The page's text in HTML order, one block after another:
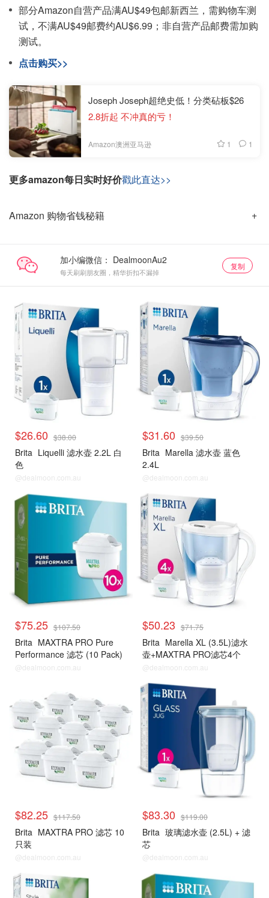
部分Amazon自营产品满AU$49包邮新西兰，需购物车测
试，不满AU$49邮费约AU$6.99；非自营产品邮费需加购
测试。
点击购买>>
Joseph Joseph超绝史低！分类砧板$26
2.8折起 不冲真的亏！
Amazon澳洲亚马逊 1 1
更多amazon每日实时好价戳此直达>>
Amazon 购物省钱秘籍
加小编微信：
每天刷刷朋友圈，精华折扣不漏掉
复制
$26.60 $38.00
Brita Liquelli 滤水壶 2.2L 白
色
@dealmoon.com.au
$31.60 $39.50
Brita Marella 滤水壶 蓝色
2.4L
@dealmoon.com.au
$75.25 $107.50
Brita MAXTRA PRO Pure
Performance 滤芯 (10 Pack)
@dealmoon.com.au
$50.23 $71.75
Brita Marella XL (3.5L)滤水
壶+MAXTRA PRO滤芯4个
@dealmoon.com.au
$82.25 $117.50
Brita MAXTRA PRO 滤芯 10
只装
@dealmoon.com.au
$83.30 $119.00
Brita 玻璃滤水壶 (2.5L) + 滤
芯
@dealmoon.com.au